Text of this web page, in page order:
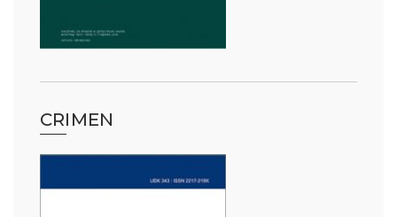
CRIMEN